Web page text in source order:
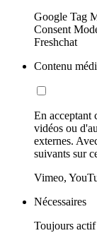
Google Tag
Consent
Freshchat
Contenu
En acceptant
vidéos ou
externes.
suivants sur
Vimeo,
Nécessaires
Toujours actif